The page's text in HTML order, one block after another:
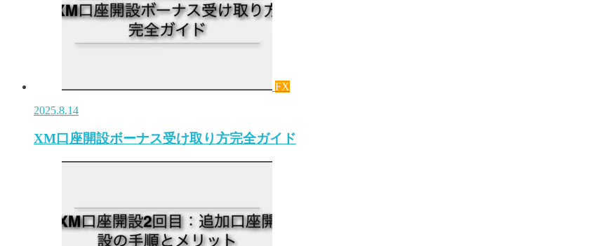
FX
2025.8.14
XM口座開設ボーナス受け取り方完全ガイド